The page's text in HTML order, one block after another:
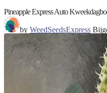
Pineapple Express Auto
by WeedSeedsExpress
5 min. leestijd